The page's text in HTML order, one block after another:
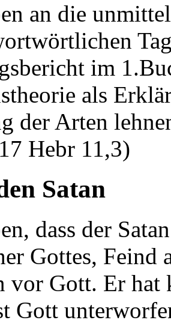
an die
im
als
der Arten
Hebr 11,3)
Satan
dass der
Gottes, Feind
vor Gott. Er hat
Gott